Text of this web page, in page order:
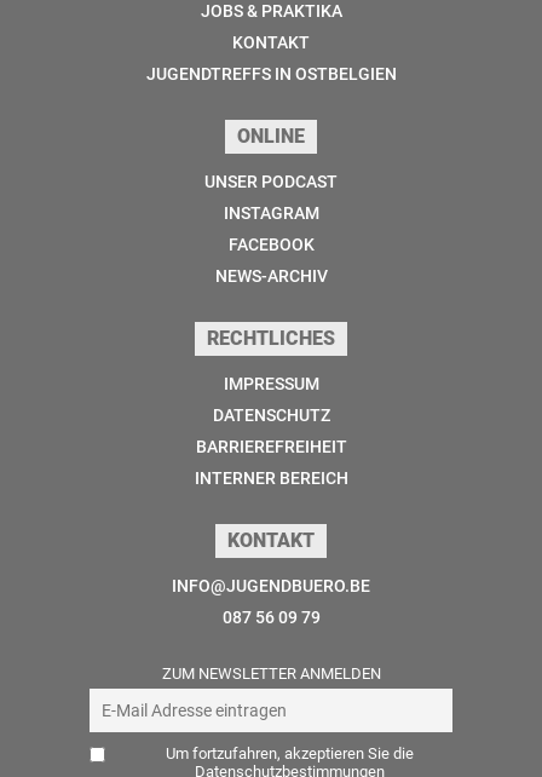
JOBS & PRAKTIKA
KONTAKT
JUGENDTREFFS IN OSTBELGIEN
ONLINE
UNSER PODCAST
INSTAGRAM
FACEBOOK
NEWS-ARCHIV
RECHTLICHES
IMPRESSUM
DATENSCHUTZ
BARRIEREFREIHEIT
INTERNER BEREICH
KONTAKT
INFO@JUGENDBUERO.BE
087 56 09 79
ZUM NEWSLETTER ANMELDEN
Um fortzufahren, akzeptieren Sie die
Datenschutzbestimmungen